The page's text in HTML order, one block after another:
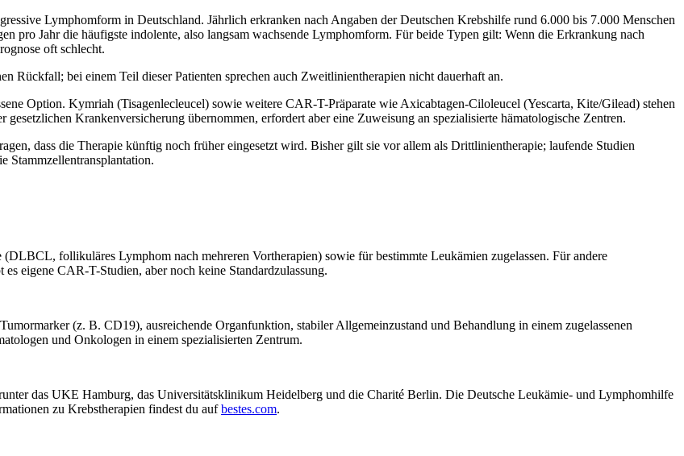
Lymphomform in Deutschland. Jährlich erkranken nach Angaben der Deutschen Krebshilfe rund 6.000 bis 7.000 Menschen
pro Jahr die häufigste indolente, also langsam wachsende Lymphomform. Für beide Typen gilt: Wenn die Erkrankung nach
oft schlecht.
Rückfall; bei einem Teil dieser Patienten sprechen auch Zweitlinientherapien nicht dauerhaft an.
Option. Kymriah (Tisagenlecleucel) sowie weitere CAR-T-Präparate wie Axicabtagen-Ciloleucel (Yescarta, Kite/Gilead) stehen
Krankenversicherung übernommen, erfordert aber eine Zuweisung an spezialisierte hämatologische Zentren.
dass die Therapie künftig noch früher eingesetzt wird. Bisher gilt sie vor allem als Drittlinientherapie; laufende Studien
Stammzellentransplantation.
follikuläres Lymphom nach mehreren Vortherapien) sowie für bestimmte Leukämien zugelassen. Für andere
eigene CAR-T-Studien, aber noch keine Standardzulassung.
(z. B. CD19), ausreichende Organfunktion, stabiler Allgemeinzustand und Behandlung in einem zugelassenen
und Onkologen in einem spezialisierten Zentrum.
das UKE Hamburg, das Universitätsklinikum Heidelberg und die Charité Berlin. Die Deutsche Leukämie- und Lymphomhilfe
zu Krebstherapien findest du aufbestes.com.